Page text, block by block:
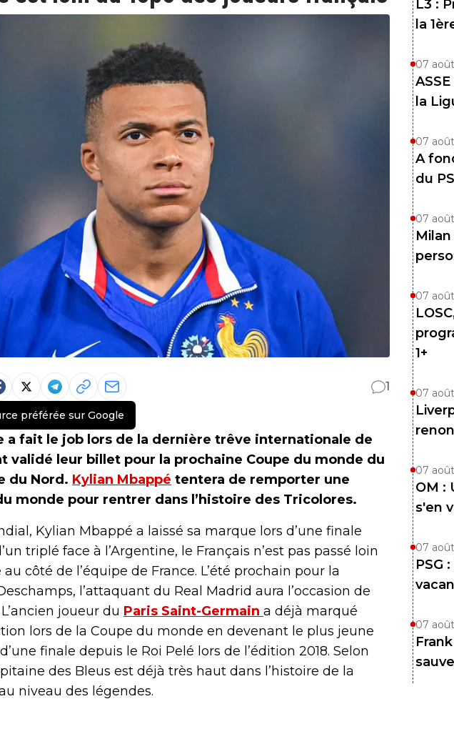
1
préférée sur Google
a fait le job lors de la dernière trêve internationale de
validé leur billet pour la prochaine Coupe du monde du
du Nord. Kylian Mbappé tentera de remporter une
monde pour rentrer dans l’histoire des Tricolores.
Kylian Mbappé a laissé sa marque lors d’une finale
triplé face à l’Argentine, le Français n’est pas passé loin
côté de l’équipe de France. L’été prochain pour la
l’attaquant du Real Madrid aura l’occasion de
joueur du Paris Saint-Germain a déjà marqué
lors de la Coupe du monde en devenant le plus jeune
finale depuis le Roi Pelé lors de l’édition 2018. Selon
des Bleus est déjà très haut dans l’histoire de la
niveau des légendes.
L3 :
la
07
la
07
A
du
07
07
1+
07
07
OM :
s'en
07
PSG
07